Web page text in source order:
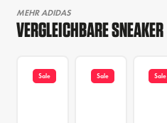
MEHR ADIDAS
VERGLEICHBARE SNEAKER
Sale Sale Sale